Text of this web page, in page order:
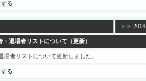
る
＞＞
退場者リストについて（更新）
場者リストについて更新しました。
る